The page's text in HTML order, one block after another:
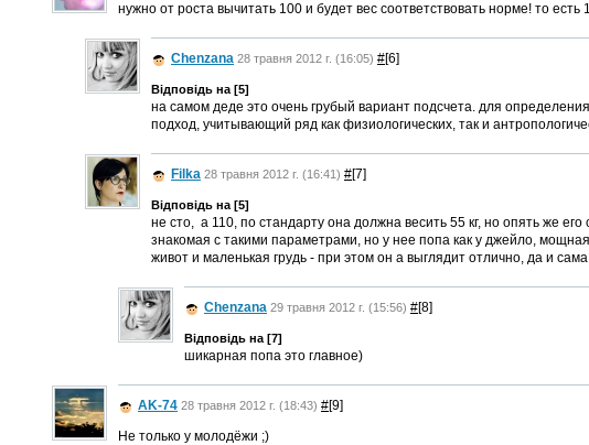
нужно от роста вычитать 100 и будет вес соответствовать норме! то
Chenzana 28 травня 2012 г. (16:05) #[6]
Відповідь на [5]
на самом деде это очень грубый вариант подсчета. для
подход, учитывающий ряд как физиологических, так и
Filka 28 травня 2012 г. (16:41) #[7]
Відповідь на [5]
не сто, а 110, по стандарту она должна весить 55 кг, но опять же
знакомая с такими параметрами, но у нее попа как у джейло,
живот и маленькая грудь - при этом он а выглядит отлично, да и
Chenzana 29 травня 2012 г. (15:56) #[8]
Відповідь на [7]
шикарная попа это главное)
AK-74 28 травня 2012 г. (18:43) #[9]
Не только у молодёжи ;)